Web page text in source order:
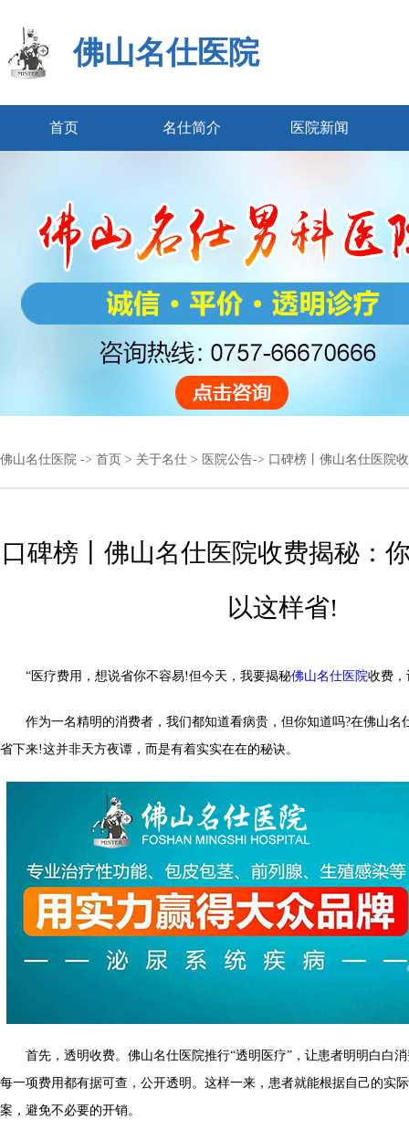
佛山名仕医院
首页 名仕简介 医院新闻
佛山名仕医院 -> 首页 > 关于名仕 > 医院公告-> 口碑榜丨佛山名仕医院
口碑榜丨佛山名仕医院收费揭秘：
以这样省!
“医疗费用，想说省你不容易!但今天，我要揭秘佛山名仕医院收费，
作为一名精明的消费者，我们都知道看病贵，但你知道吗?在佛山名
省下来!这并非天方夜谭，而是有着实实在在的秘诀。
首先，透明收费。佛山名仕医院推行“透明医疗”，让患者明明白白消
每一项费用都有据可查，公开透明。这样一来，患者就能根据自己的实
案，避免不必要的开销。